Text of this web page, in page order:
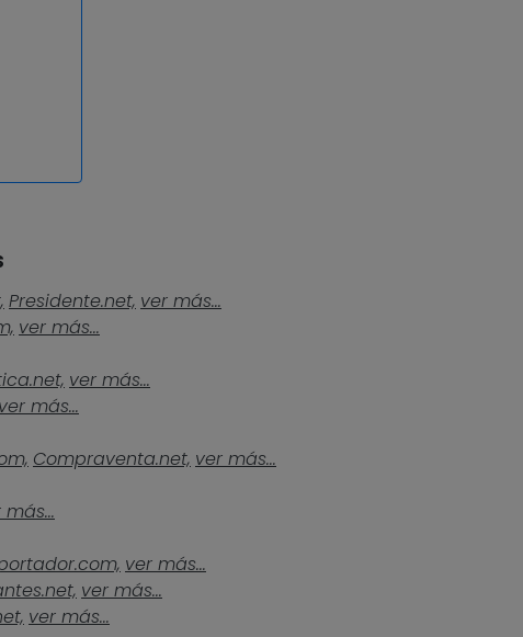
Presidente.net, ver más...
ver más...
ver más...
ver más...
Compraventa.net, ver más...
más...
ver más...
ver más...
ver más...